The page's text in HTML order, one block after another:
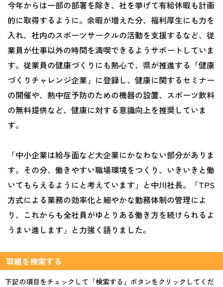
今年からは一部の部署を除き、社を挙げて有給休暇も計画
的に取得するように。余暇が増えた分、福利厚生にも力を
入れ、社内のスポーツサークルの活動を支援するなど、従
業員が仕事以外の時間を満喫できるようサポートしていま
す。従業員の健康づくりにも熱心で、県が推進する「健康
づくりチャレンジ企業」に登録し、健康に関するセミナー
の開催や、熱中症予防のための機器の設置、スポーツ飲料
の無料提供など、健康に対する意識向上を推奨していま
す。
「中小企業は給与面など大企業にかなわない部分がありま
す。その分、働きやすい職場環境をつくり、いきいきと働
いてもらえるようにと考えています」と中川社長。「TPS
方式による業務の効率化と細やかな勤務体制の管理によ
り、これからも全社員がゆとりある働き方を続けられるよ
うまい進します」と力強く語りました。
取組を検索する
下記の項目をチェックして「検索する」ボタンをクリックしてくだ